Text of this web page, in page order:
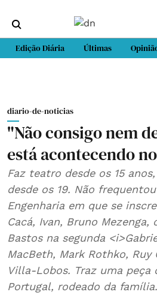
Edição Diária Últimas
diario-de-noticias
"Não consigo nem
está acontecendo
Faz teatro desde os 15
desde os 19. Não
Engenharia em que se
Cacá, Ivan, Bruno Mezenga,
Bastos na segunda
MacBeth, Mark Rothko, Ruy
Villa-Lobos. Traz uma peça
Portugal, rodeado da família.